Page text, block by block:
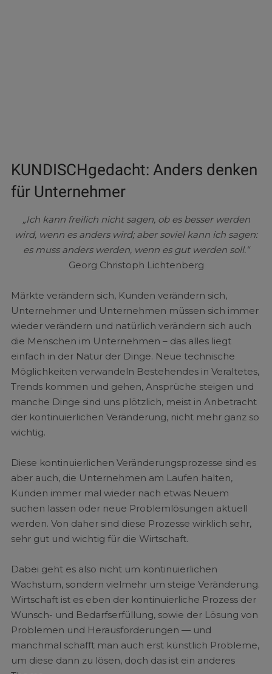
KUNDISCHgedacht: Anders denken
für Unternehmer
„Ich kann freilich nicht sagen, ob es besser werden
wird, wenn es anders wird; aber soviel kann ich sagen:
es muss anders werden, wenn es gut werden soll.“
Georg Christoph Lichtenberg
Märkte verändern sich, Kunden verändern sich,
Unternehmer und Unternehmen müssen sich immer
wieder verändern und natürlich verändern sich auch
die Menschen im Unternehmen – das alles liegt
einfach in der Natur der Dinge. Neue technische
Möglichkeiten verwandeln Bestehendes in Veraltetes,
Trends kommen und gehen, Ansprüche steigen und
manche Dinge sind uns plötzlich, meist in Anbetracht
der kontinuierlichen Veränderung, nicht mehr ganz so
wichtig.
Diese kontinuierlichen Veränderungsprozesse sind es
aber auch, die Unternehmen am Laufen halten,
Kunden immer mal wieder nach etwas Neuem
suchen lassen oder neue Problemlösungen aktuell
werden. Von daher sind diese Prozesse wirklich sehr,
sehr gut und wichtig für die Wirtschaft.
Dabei geht es also nicht um kontinuierlichen
Wachstum, sondern vielmehr um steige Veränderung.
Wirtschaft ist es eben der kontinuierliche Prozess der
Wunsch- und Bedarfserfüllung, sowie der Lösung von
Problemen und Herausforderungen — und
manchmal schafft man auch erst künstlich Probleme,
um diese dann zu lösen, doch das ist ein anderes